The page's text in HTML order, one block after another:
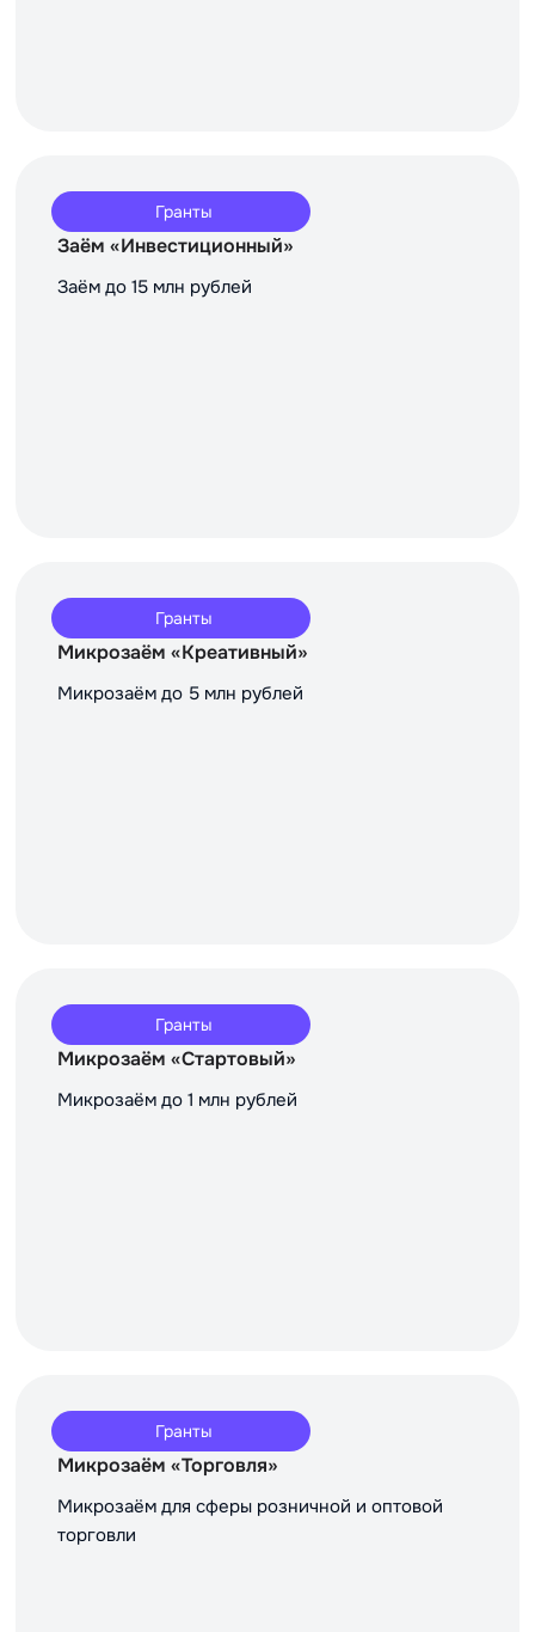
Гранты
Заём «Инвестиционный»
Заём до 15 млн рублей
Гранты
Микрозаём «Креативный»
Микрозаём до 5 млн рублей
Гранты
Микрозаём «Стартовый»
Микрозаём до 1 млн рублей
Гранты
Микрозаём «Торговля»
Микрозаём для сферы розничной и оптовой
торговли